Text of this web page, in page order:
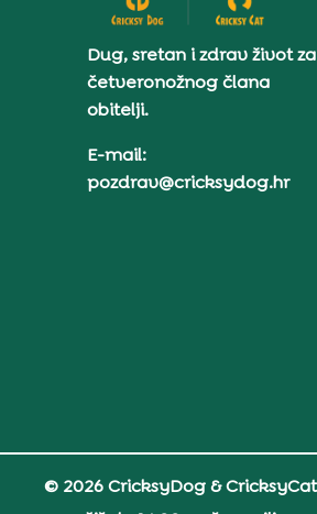
Dug, sretan i zdrav život za
četveronožnog člana
obitelji.
E-mail:
pozdrav@cricksydog.hr
© 2026 CricksyDog & CricksyCat